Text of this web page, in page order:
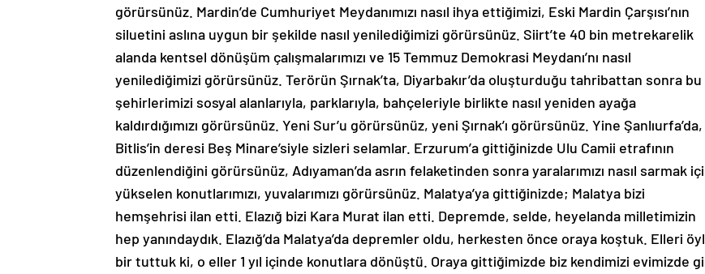
görürsünüz. Mardin’de Cumhuriyet Meydanımızı nasıl ihya ettiğimizi, Eski Mardin Çarşısı’nın
siluetini aslına uygun bir şekilde nasıl yenilediğimizi görürsünüz. Siirt’te 40 bin metrekarelik
alanda kentsel dönüşüm çalışmalarımızı ve 15 Temmuz Demokrasi Meydanı’nı nasıl
yenilediğimizi görürsünüz. Terörün Şırnak’ta, Diyarbakır’da oluşturduğu tahribattan sonra bu
şehirlerimizi sosyal alanlarıyla, parklarıyla, bahçeleriyle birlikte nasıl yeniden ayağa
kaldırdığımızı görürsünüz. Yeni Sur’u görürsünüz, yeni Şırnak’ı görürsünüz. Yine Şanlıurfa’da,
Bitlis’in deresi Beş Minare’siyle sizleri selamlar. Erzurum’a gittiğinizde Ulu Camii etrafının
düzenlendiğini görürsünüz, Adıyaman’da asrın felaketinden sonra yaralarımızı nasıl sarmak
yükselen konutlarımızı, yuvalarımızı görürsünüz. Malatya’ya gittiğinizde; Malatya bizi
hemşehrisi ilan etti. Elazığ bizi Kara Murat ilan etti. Depremde, selde, heyelanda milletimizin
hep yanındaydık. Elazığ’da Malatya’da depremler oldu, herkesten önce oraya koştuk. Elleri
bir tuttuk ki, o eller 1 yıl içinde konutlara dönüştü. Oraya gittiğimizde biz kendimizi evimizde